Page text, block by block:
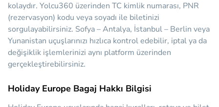
kolaydır. Yolcu360 üzerinden TC kimlik numarası, PNR
(rezervasyon) kodu veya soyadı ile biletinizi
sorgulayabilirsiniz. Sofya – Antalya, İstanbul – Berlin veya
Yunanistan uçuşlarınızı hızlıca kontrol edebilir, iptal ya da
değişiklik işlemlerinizi aynı platform üzerinden
gerçekleştirebilirsiniz.
Holiday Europe Bagaj Hakkı Bilgisi